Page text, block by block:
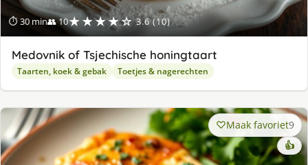
⏱ 30 min👥 10★★★★☆ 3.6 (10)
Medovnik of Tsjechische honingtaart
Taarten, koek & gebak Toetjes & nagerechten
Maak favoriet9
👍